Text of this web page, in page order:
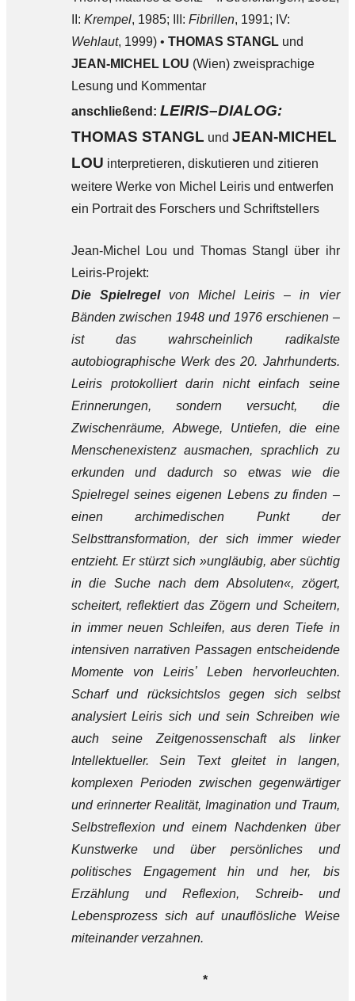
II: Krempel, 1985; III: Fibrillen, 1991; IV:
Wehlaut, 1999) • THOMAS STANGL und
JEAN-MICHEL LOU (Wien) zweisprachige
Lesung und Kommentar
anschließend: LEIRIS–DIALOG:
THOMAS STANGL und JEAN-MICHEL
LOU interpretieren, diskutieren und zitieren
weitere Werke von Michel Leiris und entwerfen
ein Portrait des Forschers und Schriftstellers
Jean-Michel Lou und Thomas Stangl über ihr
Leiris-Projekt:
Die Spielregelvon Michel Leiris – in vier
Bänden zwischen 1948 und 1976 erschienen –
ist das wahrscheinlich radikalste
autobiographische Werk des 20. Jahrhunderts.
Leiris protokolliert darin nicht einfach seine
Erinnerungen, sondern versucht, die
Zwischenräume, Abwege, Untiefen, die eine
Menschenexistenz ausmachen, sprachlich zu
erkunden und dadurch so etwas wie die
Spielregel seines eigenen Lebens zu finden –
einen archimedischen Punkt der
Selbsttransformation, der sich immer wieder
entzieht. Er stürzt sich »ungläubig, aber süchtig
in die Suche nach dem Absoluten«, zögert,
scheitert, reflektiert das Zögern und Scheitern,
in immer neuen Schleifen, aus deren Tiefe in
intensiven narrativen Passagen entscheidende
Momente von Leirisʼ Leben hervorleuchten.
Scharf und rücksichtslos gegen sich selbst
analysiert Leiris sich und sein Schreiben wie
auch seine Zeitgenossenschaft als linker
Intellektueller. Sein Text gleitet in langen,
komplexen Perioden zwischen gegenwärtiger
und erinnerter Realität, Imagination und Traum,
Selbstreflexion und einem Nachdenken über
Kunstwerke und über persönliches und
politisches Engagement hin und her, bis
Erzählung und Reflexion, Schreib- und
Lebensprozess sich auf unauflösliche Weise
miteinander verzahnen.
*